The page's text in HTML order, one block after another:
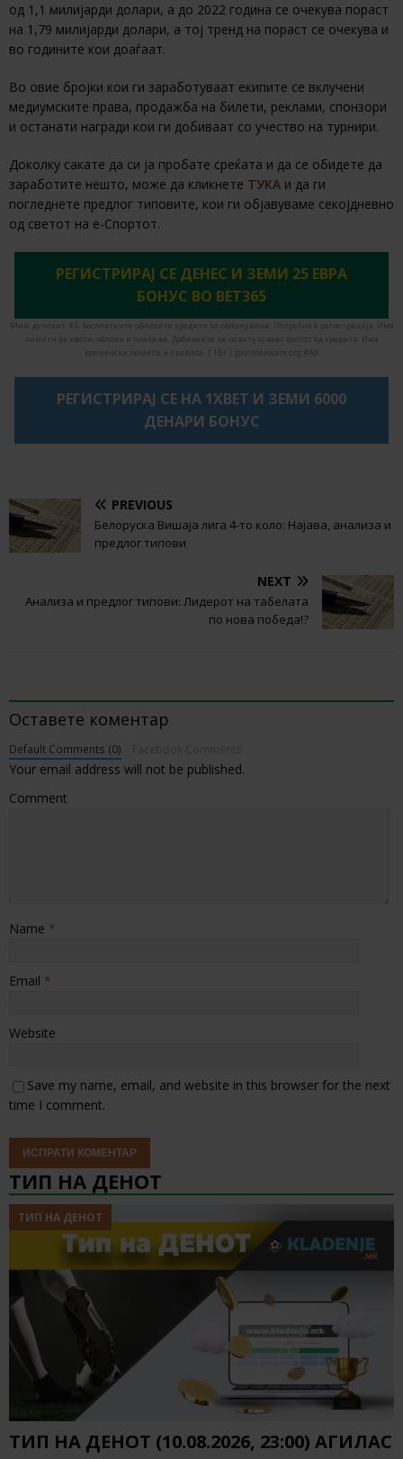
од 1,1 милијарди долари, а до 2022 година се очекува пораст
на 1,79 милијарди долари, а тој тренд на пораст се очекува и
во годините кои доаѓаат.
Во овие бројки кои ги заработуваат екипите се вклучени
медиумските права, продажба на билети, реклами, спонзори
и останати награди кои ги добиваат со учество на турнири.
Доколку сакате да си ја пробате среќата и да се обидете да
заработите нешто, може да кликнете ТУКА и да ги
погледнете предлог типовите, кои ги објавуваме секојдневно
од светот на е-Спортот.
РЕГИСТРИРАЈ СЕ ДЕНЕС И ЗЕМИ 25 ЕВРА
БОНУС ВО BET365
Мин. депозит: €5. Бесплатните облози се кредити за обложување. Потребна е регистрација. Има
лимити за квоти, облози и плаќање. Добивките не го вклучуваат влогот од кредити. Има
временски лимити и правила. | 18+ | gambleaware.org #Ad
РЕГИСТРИРАЈ СЕ НА 1XBET И ЗЕМИ 6000
ДЕНАРИ БОНУС
PREVIOUS
Белоруска Вишаја лига 4-то коло: Најава, анализа и
предлог типови
NEXT
Анализа и предлог типови: Лидерот на табелата
по нова победа!?
Оставете коментар
Default Comments (0)
Your email address will not be published.
Comment
Name *
Email *
Website
Save my name, email, and website in this browser for the next
time I comment.
ТИП НА ДЕНОТ
ТИП НА ДЕНОТ
ТИП НА ДЕНОТ (10.08.2026, 23:00) АГИЛАС